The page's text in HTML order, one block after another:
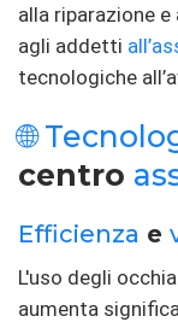
alla riparazione
agli addetti
tecnologiche
🌐
centro
Efficienza e
L'uso degli
aumenta